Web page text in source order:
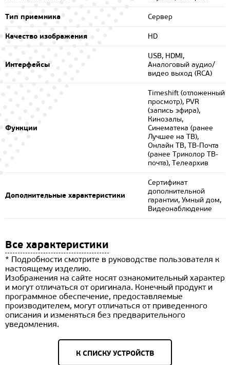
Тип приемника Сервер
Качество изображения HD
Интерфейсы
USB, HDMI,
Аналоговый аудио/
видео выход (RCA)
Функции
Timeshift (отложенный
просмотр), PVR
(запись эфира),
Кинозалы,
Синематека (ранее
Лучшее на ТВ),
Онлайн ТВ, ТВ-Почта
(ранее Триколор ТВ-
почта), Телеархив
Дополнительные характеристики
Сертификат
дополнительной
гарантии, Умный дом,
Видеонаблюдение
Все характеристики
* Подробности смотрите в руководстве пользователя к
настоящему изделию.
Изображения на сайте носят ознакомительный характер
и могут отличаться от оригинала. Конечный продукт и
программное обеспечение, предоставляемые
производителем, могут отличаться от приведенного
описания и изменяться без предварительного
уведомления.
К СПИСКУ УСТРОЙСТВ